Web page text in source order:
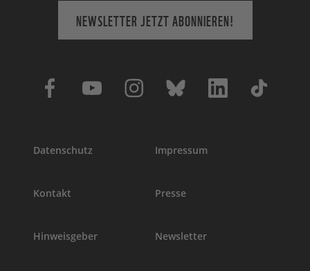
NEWSLETTER JETZT ABONNIEREN!
Datenschutz Impressum
Kontakt Presse
Hinweisgeber Newsletter